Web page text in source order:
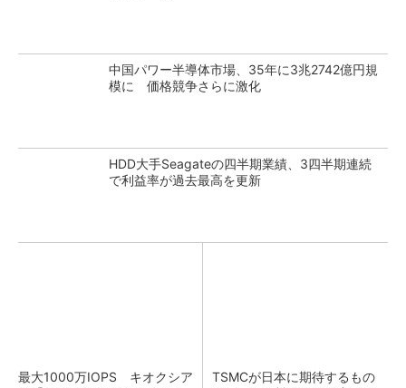
中国パワー半導体市場、35年に3兆2742億円規
模に 価格競争さらに激化
HDD大手Seagateの四半期業績、3四半期連続
で利益率が過去最高を更新
最大1000万IOPS キオクシア
TSMCが日本に期待するもの